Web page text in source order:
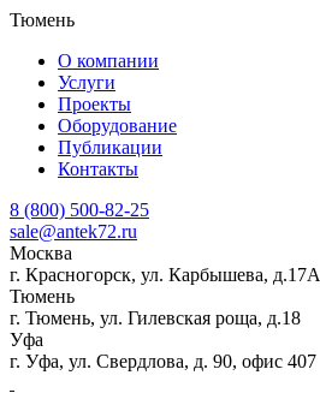
Тюмень
О компании
Услуги
Проекты
Оборудование
Публикации
Контакты
8 (800) 500-82-25
sale@antek72.ru
Москва
г. Красногорск, ул. Карбышева, д.17А
Тюмень
г. Тюмень, ул. Гилевская роща, д.18
Уфа
г. Уфа, ул. Свердлова, д. 90, офис 407